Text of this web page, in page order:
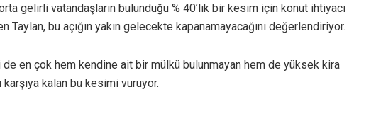
gelirli vatandaşların bulunduğu % 40’lık bir kesim için konut ihtiyacı
Taylan, bu açığın yakın gelecekte kapanamayacağını değerlendiriyor.
en çok hem kendine ait bir mülkü bulunmayan hem de yüksek kira
kalan bu kesimi vuruyor.